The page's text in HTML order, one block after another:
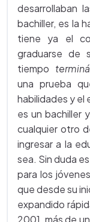
desarrollaban
bachiller, es la
tiene ya el
graduarse de
tiempo
una prueba
habilidades y el
es un bachiller
cualquier otro
ingresar a la
sea. Sin duda
para los
que desde su
expandido
2001, más de